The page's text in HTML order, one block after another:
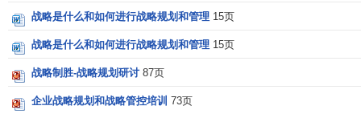
战略是什么和如何进行战略规划和管理 15页
战略是什么和如何进行战略规划和管理 15页
战略制胜-战略规划研讨 87页
企业战略规划和战略管控培训 73页